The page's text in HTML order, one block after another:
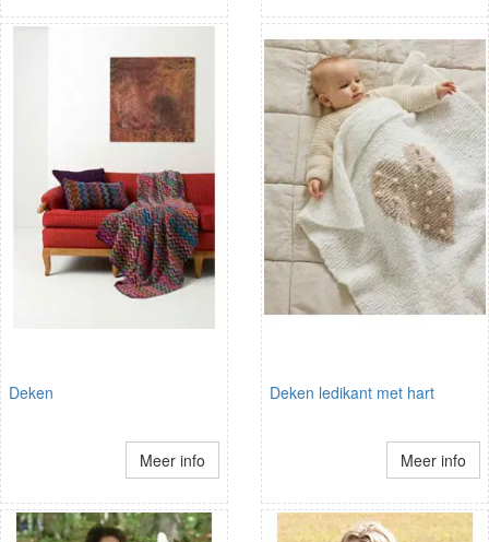
Deken
Meer info
Deken ledikant met hart
Meer info